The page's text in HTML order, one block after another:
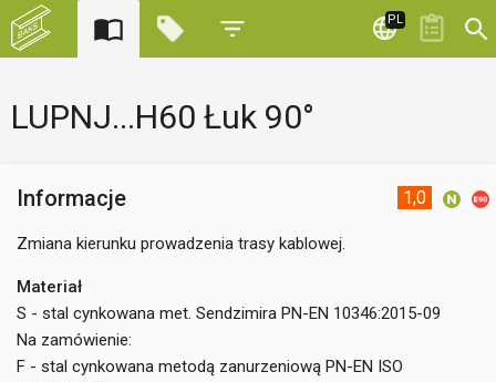
PL
LUPNJ...H60 Łuk 90°
1,0
Informacje
Zmiana kierunku prowadzenia trasy kablowej.
Materiał
S - stal cynkowana met. Sendzimira PN-EN 10346:2015-09
Na zamówienie:
F - stal cynkowana metodą zanurzeniową PN-EN ISO